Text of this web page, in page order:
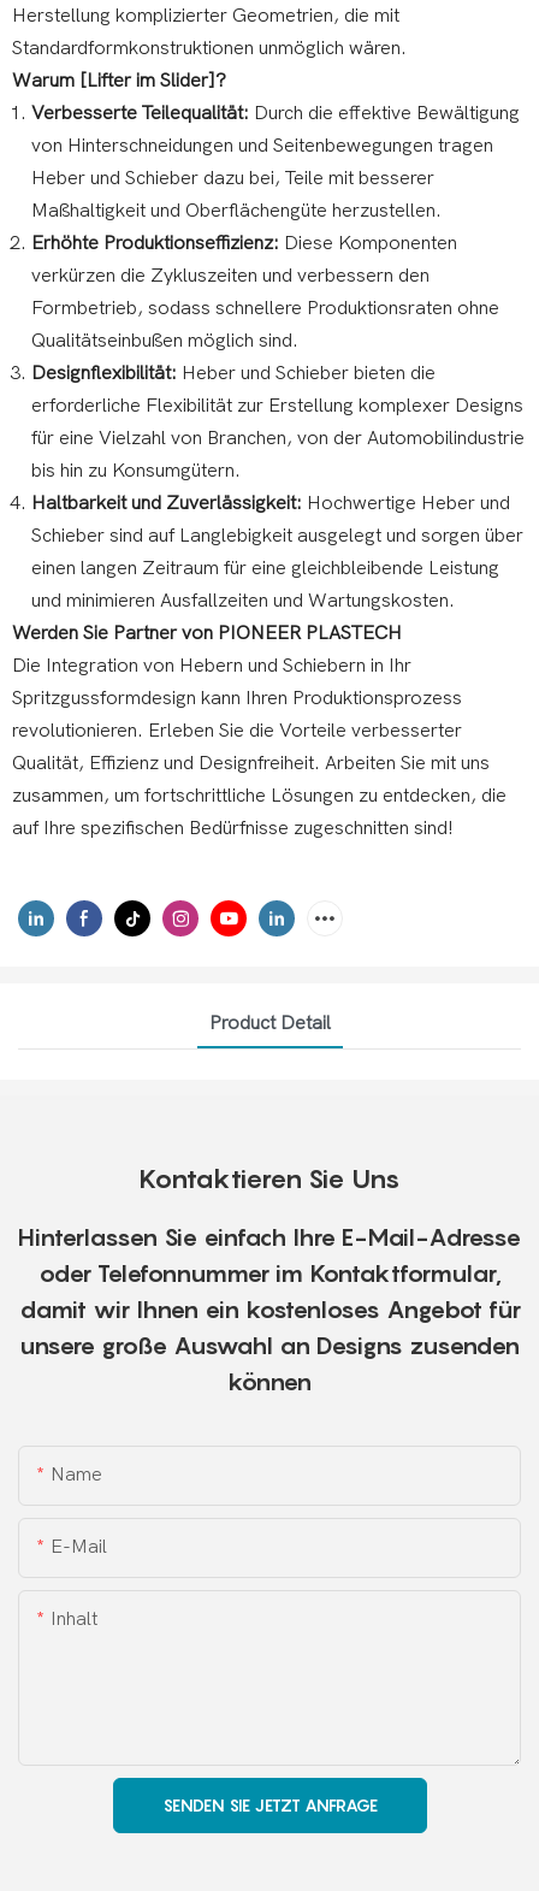
Herstellung komplizierter Geometrien, die mit
Standardformkonstruktionen unmöglich wären.
Warum [Lifter im Slider]?
Verbesserte Teilequalität: Durch die effektive Bewältigung
von Hinterschneidungen und Seitenbewegungen tragen
Heber und Schieber dazu bei, Teile mit besserer
Maßhaltigkeit und Oberflächengüte herzustellen.
Erhöhte Produktionseffizienz: Diese Komponenten
verkürzen die Zykluszeiten und verbessern den
Formbetrieb, sodass schnellere Produktionsraten ohne
Qualitätseinbußen möglich sind.
Designflexibilität: Heber und Schieber bieten die
erforderliche Flexibilität zur Erstellung komplexer Designs
für eine Vielzahl von Branchen, von der Automobilindustrie
bis hin zu Konsumgütern.
Haltbarkeit und Zuverlässigkeit: Hochwertige Heber und
Schieber sind auf Langlebigkeit ausgelegt und sorgen über
einen langen Zeitraum für eine gleichbleibende Leistung
und minimieren Ausfallzeiten und Wartungskosten.
Werden Sie Partner von PIONEER PLASTECH
Die Integration von Hebern und Schiebern in Ihr
Spritzgussformdesign kann Ihren Produktionsprozess
revolutionieren. Erleben Sie die Vorteile verbesserter
Qualität, Effizienz und Designfreiheit. Arbeiten Sie mit uns
zusammen, um fortschrittliche Lösungen zu entdecken, die
auf Ihre spezifischen Bedürfnisse zugeschnitten sind!
Product Detail
Kontaktieren Sie Uns
Hinterlassen Sie einfach Ihre E-Mail-Adresse
oder Telefonnummer im Kontaktformular,
damit wir Ihnen ein kostenloses Angebot für
unsere große Auswahl an Designs zusenden
können
Name
E-Mail
Inhalt
SENDEN SIE JETZT ANFRAGE